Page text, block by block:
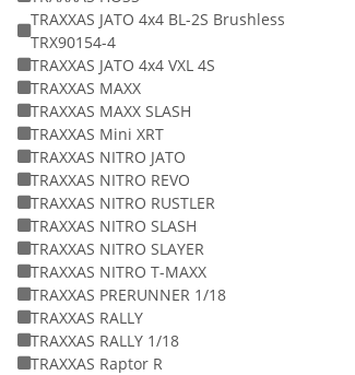
TRAXXAS JATO 4x4 BL-2S Brushless
TRX90154-4
TRAXXAS JATO 4x4 VXL 4S
TRAXXAS MAXX
TRAXXAS MAXX SLASH
TRAXXAS Mini XRT
TRAXXAS NITRO JATO
TRAXXAS NITRO REVO
TRAXXAS NITRO RUSTLER
TRAXXAS NITRO SLASH
TRAXXAS NITRO SLAYER
TRAXXAS NITRO T-MAXX
TRAXXAS PRERUNNER 1/18
TRAXXAS RALLY
TRAXXAS RALLY 1/18
TRAXXAS Raptor R